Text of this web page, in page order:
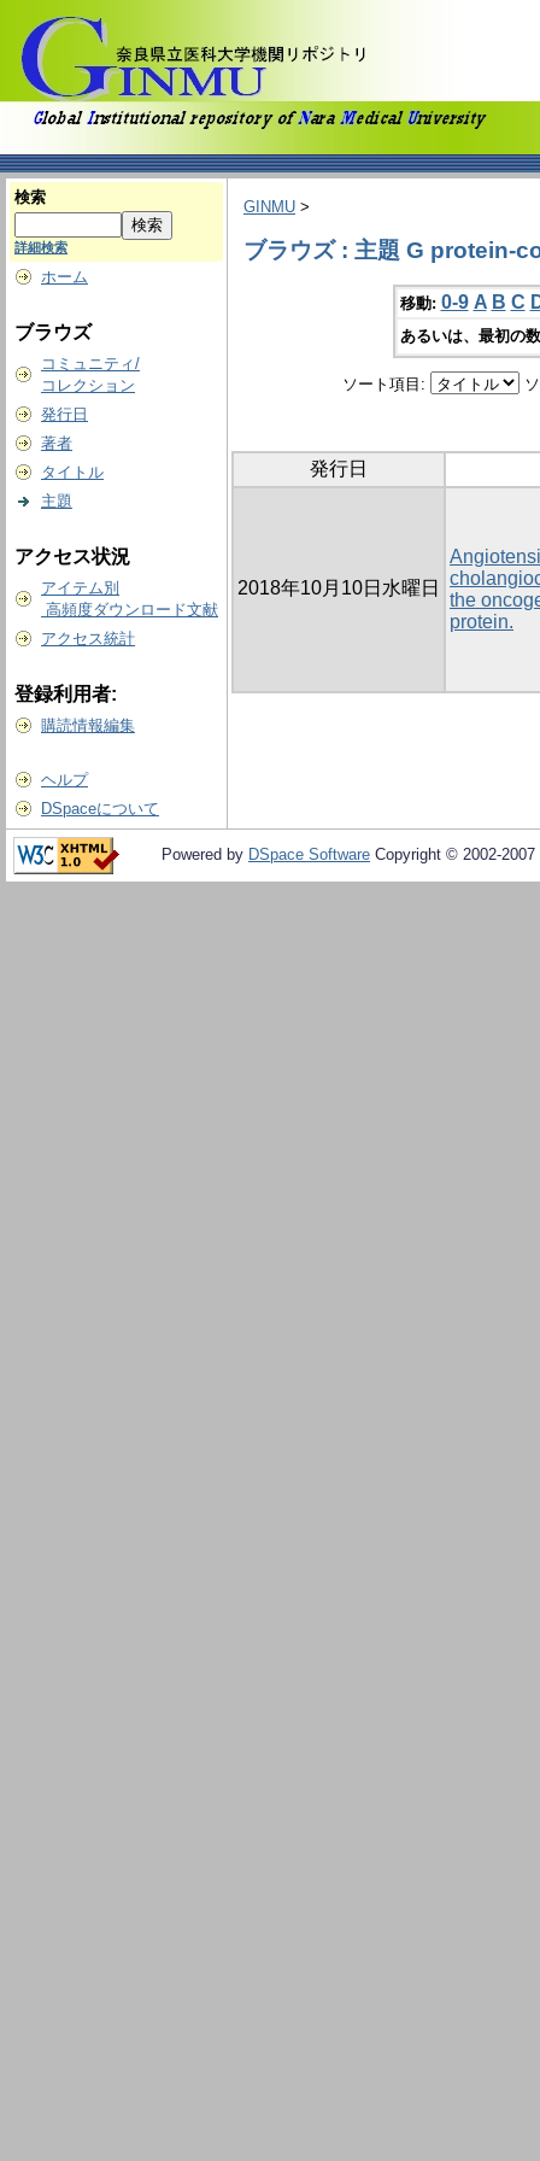
検索
詳細検索
ホーム
ブラウズ
コミュニティ/
コレクション
発行日
著者
タイトル
主題
アクセス状況
アイテム別
高頻度ダウンロード文献
アクセス統計
登録利用者:
購読情報編集
ヘルプ
DSpaceについて
GINMU >
ブラウズ : 主題 G protein-
移動: 0-9 A B C
あるいは、最初の
ソート項目:
発行日
2018年10月10日水曜日
the
protein.
Powered by DSpace Software Copyright © 2002-2007